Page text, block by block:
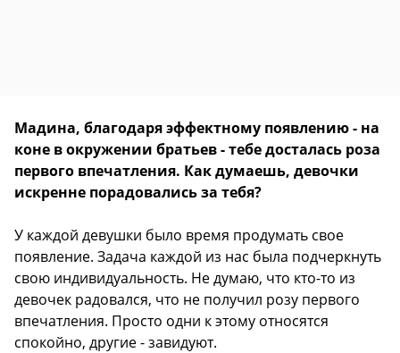
Мадина, благодаря эффектному появлению - на
коне в окружении братьев - тебе досталась роза
первого впечатления. Как думаешь, девочки
искренне порадовались за тебя?
У каждой девушки было время продумать свое
появление. Задача каждой из нас была подчеркнуть
свою индивидуальность. Не думаю, что кто-то из
девочек радовался, что не получил розу первого
впечатления. Просто одни к этому относятся
спокойно, другие - завидуют.